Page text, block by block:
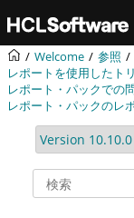
メインコンテンツにジ
Welcome
参照
レポートを使用したト
レポート・パックでの
レポート・パックのレ